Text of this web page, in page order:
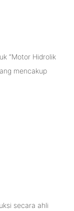
“Motor Hidrolik
mencakup
secara ahli